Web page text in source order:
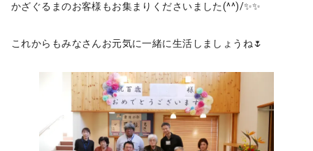
かざぐるまのお客様もお集まりくださいました(^^)/✨✨
これからもみなさんお元気に一緒に生活しましょうね🌷